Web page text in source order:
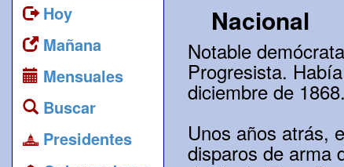
Hoy
Mañana
Mensuales
Buscar
Presidentes
Nacional
Notable
Progresista.
diciembre de 1868.
Unos años atrás,
disparos de arma